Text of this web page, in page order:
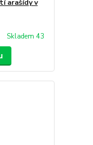
arašídy v
Skladem 43